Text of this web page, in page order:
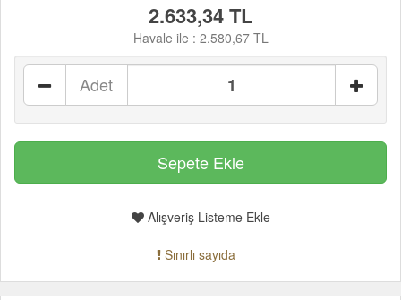
2.633,34 TL
Havale ile : 2.580,67 TL
Adet
Alışveriş Listeme Ekle
Sınırlı sayıda